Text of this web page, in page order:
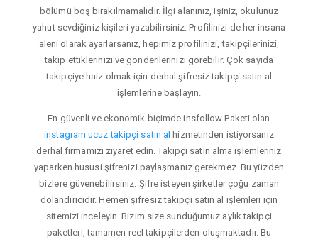
bölümü boş bırakılmamalıdır. İlgi alanınız, işiniz, okulunuz
yahut sevdiğiniz kişileri yazabilirsiniz. Profilinizi de her insana
aleni olarak ayarlarsanız, hepimiz profilinizi, takipçilerinizi,
takip ettiklerinizi ve gönderilerinizi görebilir. Çok sayıda
takipçiye haiz olmak için derhal şifresiz takipçi satın al
işlemlerine başlayın.
En güvenli ve ekonomik biçimde insfollow Paketi olan
instagram ucuz takipçi satın al hizmetinden istiyorsanız
derhal firmamızı ziyaret edin. Takipçi satın alma işlemleriniz
yaparken hususi şifrenizi paylaşmanız gerekmez. Bu yüzden
bizlere güvenebilirsiniz. Şifre isteyen şirketler çoğu zaman
dolandırıcıdır. Hemen şifresiz takipçi satın al işlemleri için
sitemizi inceleyin. Bizim size sunduğumuz aylık takipçi
paketleri, tamamen reel takipçilerden oluşmaktadır. Bu